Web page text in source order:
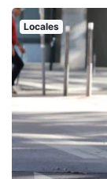
Locales